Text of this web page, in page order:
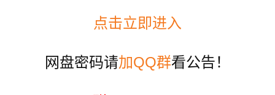
点击立即进入
网盘密码请加QQ群看公告！